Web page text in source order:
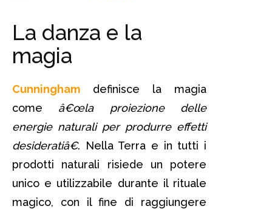
La danza e la
magia
Cunningham definisce la magia
come â€œla proiezione delle
energie naturali per produrre effetti
desideratiâ€. Nella Terra e in tutti i
prodotti naturali risiede un potere
unico e utilizzabile durante il rituale
magico, con il fine di raggiungere